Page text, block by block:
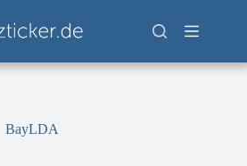
BayLDA